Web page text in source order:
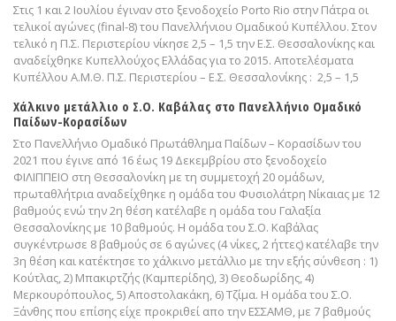
Στις 1 και 2 Ιουλίου έγιναν στο ξενοδοχείο Porto Rio στην Πάτρα οι
τελικοί αγώνες (final-8) του Πανελλήνιου Ομαδικού Κυπέλλου. Στον
τελικό η Π.Σ. Περιστερίου νίκησε 2,5 – 1,5 την Ε.Σ. Θεσσαλονίκης και
αναδείχθηκε Κυπελλούχος Ελλάδας για το 2015. Αποτελέσματα
Κυπέλλου Α.Μ.Θ. Π.Σ. Περιστερίου – Ε.Σ. Θεσσαλονίκης : 2,5 – 1,5
Χάλκινο μετάλλιο ο Σ.Ο. Καβάλας στο Πανελλήνιο Ομαδικό
Παίδων-Κορασίδων
Στο Πανελλήνιο Ομαδικό Πρωτάθλημα Παίδων – Κορασίδων του
2021 που έγινε από 16 έως 19 Δεκεμβρίου στο ξενοδοχείο
ΦΙΛΙΠΠΕΙΟ στη Θεσσαλονίκη με τη συμμετοχή 20 ομάδων,
πρωταθλήτρια αναδείχθηκε η ομάδα του Φυσιολάτρη Νίκαιας με 12
βαθμούς ενώ την 2η θέση κατέλαβε η ομάδα του Γαλαξία
Θεσσαλονίκης με 10 βαθμούς. Η ομάδα του Σ.Ο. Καβάλας
συγκέντρωσε 8 βαθμούς σε 6 αγώνες (4 νίκες, 2 ήττες) κατέλαβε την
3η θέση και κατέκτησε το χάλκινο μετάλλιο με την εξής σύνθεση : 1)
Κούτλας, 2) Μπακιρτζής (Καμπερίδης), 3) Θεοδωρίδης, 4)
Μερκουρόπουλος, 5) Αποστολακάκη, 6) Τζίμα. Η ομάδα του Σ.Ο.
Ξάνθης που επίσης είχε προκριθεί απο την ΕΣΣΑΜΘ, με 7 βαθμούς